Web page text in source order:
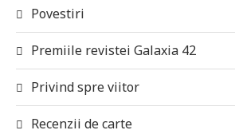
Povestiri
Premiile revistei Galaxia 42
Privind spre viitor
Recenzii de carte